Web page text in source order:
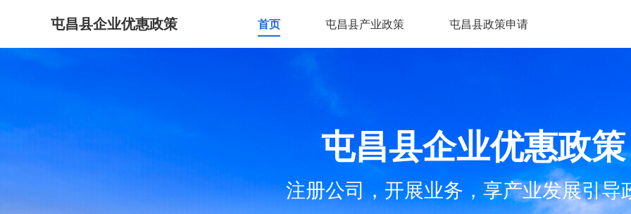
屯昌县企业优惠政策 首页 屯昌县产业政策 屯昌县政策申请
屯昌县企业优惠政策
注册公司，开展业务，享产业发展引导